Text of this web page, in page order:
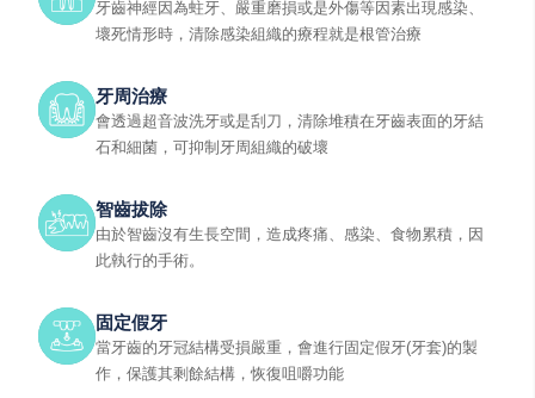
牙齒神經因為蛀牙、嚴重磨損或是外傷等因素出現感染、
壞死情形時，清除感染組織的療程就是根管治療
牙周治療
會透過超音波洗牙或是刮刀，清除堆積在牙齒表面的牙結
石和細菌，可抑制牙周組織的破壞
智齒拔除
由於智齒沒有生長空間，造成疼痛、感染、食物累積，因
此執行的手術。
固定假牙
當牙齒的牙冠結構受損嚴重，會進行固定假牙(牙套)的製
作，保護其剩餘結構，恢復咀嚼功能